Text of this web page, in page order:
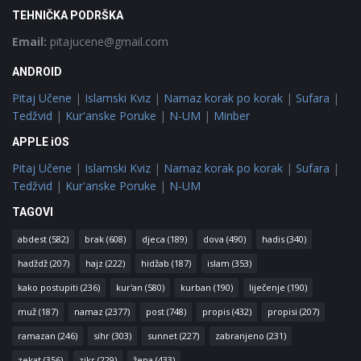
TEHNIČKA PODRŠKA
Email: pitajucene@gmail.com
ANDROID
Pitaj Učene | Islamski Kviz | Namaz korak po korak | Sufara |
Tedžvid | Kur'anske Poruke | N-UM | Minber
APPLE iOS
Pitaj Učene | Islamski Kviz | Namaz korak po korak | Sufara |
Tedžvid | Kur'anske Poruke | N-UM
TAGOVI
abdest (582) brak (608) djeca (189) dova (490) hadis (340)
hadždž (207) hajz (222) hidžab (187) islam (353)
kako postupiti (236) kur'an (580) kurban (190) liječenje (190)
muž (187) namaz (2377) post (748) propis (432) propisi (207)
ramazan (246) sihr (303) sunnet (227) zabranjeno (231)